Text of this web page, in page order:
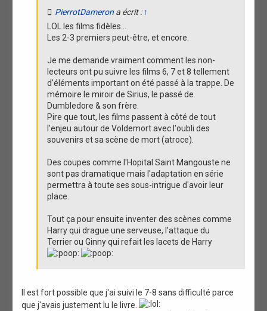
PierrotDameron a écrit : ↑
LOL les films fidèles...
Les 2-3 premiers peut-être, et encore.
Je me demande vraiment comment les non-
lecteurs ont pu suivre les films 6, 7 et 8 tellement
d'éléments important on été passé à la trappe. De
mémoire le miroir de Sirius, le passé de
Dumbledore & son frère.
Pire que tout, les films passent à côté de tout
l'enjeu autour de Voldemort avec l'oubli des
souvenirs et sa scène de mort (atroce).
Des coupes comme l'Hopital Saint Mangouste ne
sont pas dramatique mais l'adaptation en série
permettra à toute ses sous-intrigue d'avoir leur
place.
Tout ça pour ensuite inventer des scènes comme
Harry qui drague une serveuse, l'attaque du
Terrier ou Ginny qui refait les lacets de Harry
Il est fort possible que j'ai suivi le 7-8 sans difficulté parce
que j'avais justement lu le livre.